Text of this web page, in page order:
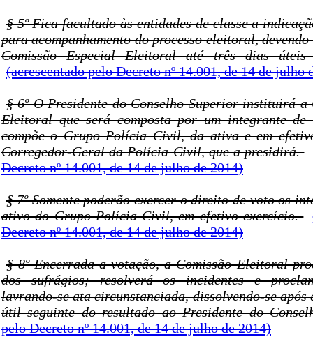
§ 5º Fica facultado às entidades de classe a
para acompanhamento do processo eleitoral,
Comissão Especial Eleitoral até três dias
(acrescentado pelo Decreto nº 14.001, de 14 de julho
§ 6º O Presidente do Conselho Superior instituirá a
Eleitoral que será composta por um integrante
compõe o Grupo Polícia Civil, da ativa e em
Corregedor-Geral da Polícia Civil, que a presidirá.
Decreto nº 14.001, de 14 de julho de 2014)
§ 7º Somente poderão exercer o direito de voto os
ativo do Grupo Polícia Civil, em efetivo exercício.
Decreto nº 14.001, de 14 de julho de 2014)
§ 8º Encerrada a votação, a Comissão Eleitoral
dos sufrágios; resolverá os incidentes e
lavrando-se ata circunstanciada, dissolvendo-se após
útil seguinte do resultado ao Presidente do
pelo Decreto nº 14.001, de 14 de julho de 2014)